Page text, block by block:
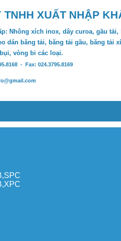
TNHH XUẤT NHẬP
Nhông xích inox, dây curoa, gầu tải,
dán băng tải, băng tải gầu, băng tải
vòng bi các loại.
- Fax: 024.3795.8169